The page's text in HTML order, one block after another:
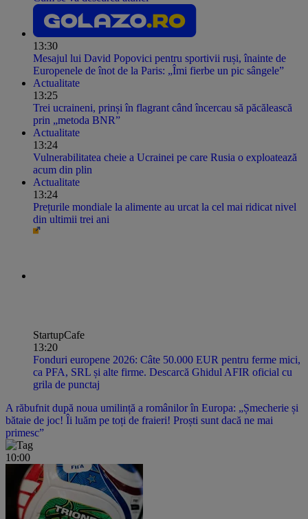
13:30
Mesajul lui David Popovici pentru sportivii ruși, înainte de
Europenele de înot de la Paris: „Îmi fierbe un pic sângele”
Actualitate
13:25
Trei ucraineni, prinși în flagrant când încercau să păcălească
prin „metoda BNR”
Actualitate
13:24
Vulnerabilitatea cheie a Ucrainei pe care Rusia o exploatează
acum din plin
Actualitate
13:24
Prețurile mondiale la alimente au urcat la cel mai ridicat nivel
din ultimii trei ani
StartupCafe
13:20
Fonduri europene 2026: Câte 50.000 EUR pentru ferme mici,
ca PFA, SRL și alte firme. Descarcă Ghidul AFIR oficial cu
grila de punctaj
A răbufnit după noua umilință a românilor în Europa: „Șmecherie și
bătaie de joc! Îi luăm pe toți de fraieri! Proști sunt dacă ne mai
primesc”
10:00